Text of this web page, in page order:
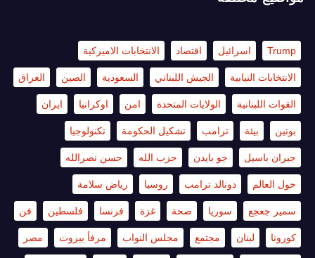
Trump اسرائيل اقتصاد الانتخابات الاميركية
الانتخابات النيابية الجيش اللبناني السعودية الصين العراق
القوات اللبنانية الولايات المتحدة امن اوكرانيا ايران
بوتين بيئة ترامب تشكيل الحكومة تكنولوجيا
جبران باسيل جو بايدن حزب الله حسن نصرالله
حول العالم دونالد ترامب روسيا رياض سلامة
سمير جعجع سوريا صحة غزة فرنسا فلسطين فن
كورونا لبنان مجتمع مجلس النواب مرفأ بيروت مصر